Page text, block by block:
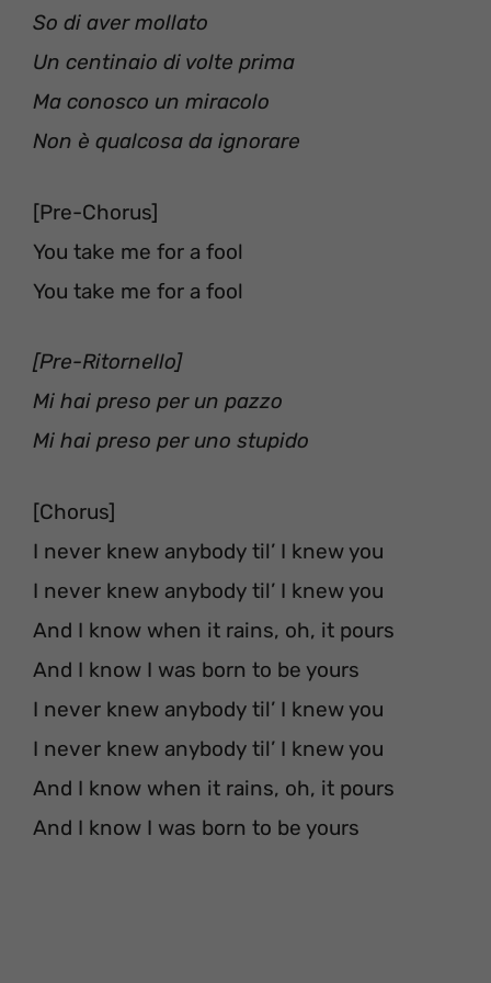
So di aver mollato
Un centinaio di volte prima
Ma conosco un miracolo
Non è qualcosa da ignorare
[Pre-Chorus]
You take me for a fool
You take me for a fool
[Pre-Ritornello]
Mi hai preso per un pazzo
Mi hai preso per uno stupido
[Chorus]
I never knew anybody til’ I knew you
I never knew anybody til’ I knew you
And I know when it rains, oh, it pours
And I know I was born to be yours
I never knew anybody til’ I knew you
I never knew anybody til’ I knew you
And I know when it rains, oh, it pours
And I know I was born to be yours